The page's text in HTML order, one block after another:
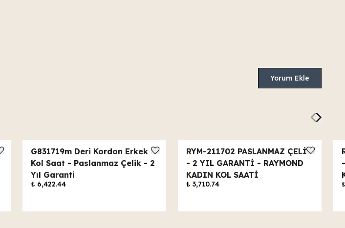
Yorum Ekle
G831719m Deri Kordon Erkek
Kol Saat - Paslanmaz Çelik - 2
Yıl Garanti
₺ 6,422.44
RYM-211702 PASLANMAZ ÇELİK
- 2 YIL GARANTİ - RAYMOND
KADIN KOL SAATİ
₺ 3,710.74